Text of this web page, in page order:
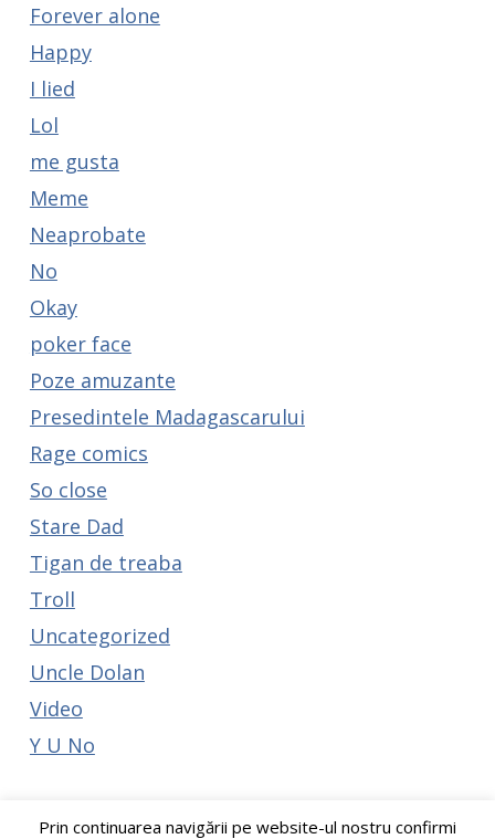
Forever alone
Happy
I lied
Lol
me gusta
Meme
Neaprobate
No
Okay
poker face
Poze amuzante
Presedintele Madagascarului
Rage comics
So close
Stare Dad
Tigan de treaba
Troll
Uncategorized
Uncle Dolan
Video
Y U No
Prin continuarea navigării pe website-ul nostru confirmi